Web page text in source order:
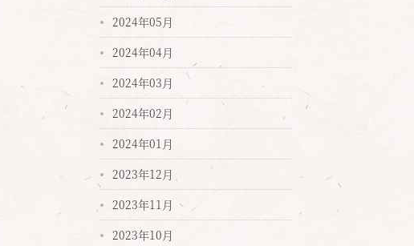
2024年05月
2024年04月
2024年03月
2024年02月
2024年01月
2023年12月
2023年11月
2023年10月